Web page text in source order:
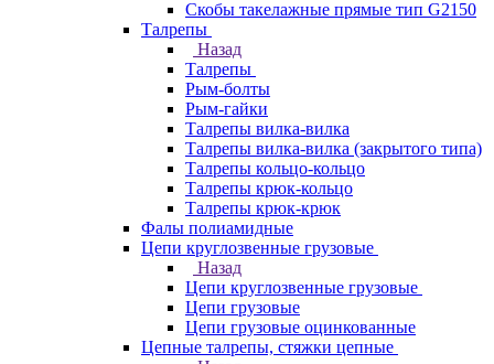
Скобы такелажные прямые тип G2150
Талрепы
Назад
Талрепы
Рым-болты
Рым-гайки
Талрепы вилка-вилка
Талрепы вилка-вилка (закрытого типа)
Талрепы кольцо-кольцо
Талрепы крюк-кольцо
Талрепы крюк-крюк
Фалы полиамидные
Цепи круглозвенные грузовые
Назад
Цепи круглозвенные грузовые
Цепи грузовые
Цепи грузовые оцинкованные
Цепные талрепы, стяжки цепные